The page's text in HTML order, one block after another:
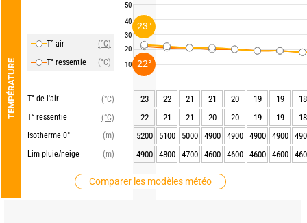
TEMPÉRATURE
T° air
(°C)
T° ressentie
(°C)
T° de l'air
(°C)
T° ressentie
(°C)
Isotherme 0°
(m)
Lim pluie/neige
(m)
Comparer les modèles météo
50
40
30
20
10
23 22 21 21 20 19 19
18
22
21 21 20 20 19 19
18
5200
5100 5000 4900 4900 4900 4900
4900
4800 4700 4600 4600 4600 4600
23°
22°